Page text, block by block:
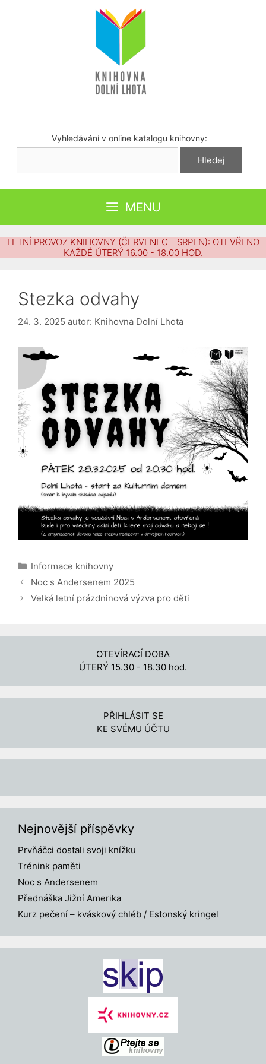
Vyhledávání v online katalogu knihovny:
MENU
LETNÍ PROVOZ KNIHOVNY (ČERVENEC - SRPEN): OTEVŘENO
KAŽDÉ ÚTERÝ 16.00 - 18.00 HOD.
Stezka odvahy
24. 3. 2025 autor: Knihovna Dolní Lhota
Rubriky
Informace knihovny
Noc s Andersenem 2025
Velká letní prázdninová výzva pro děti
OTEVÍRACÍ DOBA
ÚTERÝ 15.30 - 18.30 hod.
PŘIHLÁSIT SE
KE SVÉMU ÚČTU
Nejnovější příspěvky
Prvňáčci dostali svoji knížku
Trénink paměti
Noc s Andersenem
Přednáška Jižní Amerika
Kurz pečení – kváskový chléb / Estonský kringel